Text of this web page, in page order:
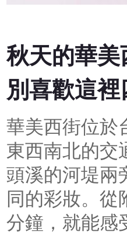
秋天的華
別喜歡這
華美西街位於
東西南北的交
頭溪的河堤兩
同的彩妝。從
分鐘，就能感